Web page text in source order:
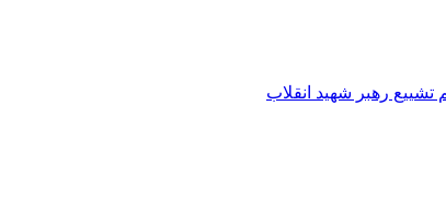
تشییع رهبر شهید انقلاب